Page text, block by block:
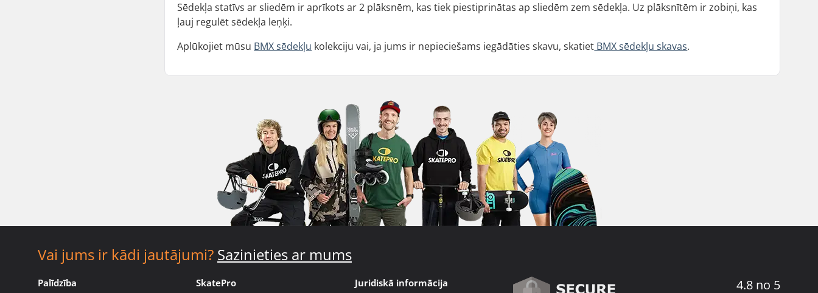
Sēdekļa statīvs ar sliedēm ir aprīkots ar 2 plāksnēm, kas tiek piestiprinātas ap sliedēm zem sēdekļa. Uz plāksnītēm ir zobiņi, kas
ļauj regulēt sēdekļa leņķi.
Aplūkojiet mūsu BMX sēdekļu kolekciju vai, ja jums ir nepieciešams iegādāties skavu, skatiet BMX sēdekļu skavas.
Vai jums ir kādi jautājumi? Sazinieties ar mums
Palīdzība SkatePro Juridiskā informācija 4.8 no 5